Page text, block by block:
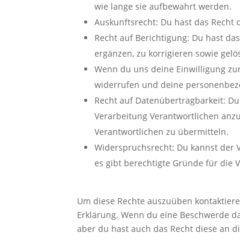
wie lange sie aufbewahrt werden.
Auskunftsrecht: Du hast das
Recht auf Berichtigung: Du hast
ergänzen, zu korrigieren sowie
Wenn du uns deine Einwilligung
widerrufen und deine
Recht auf Datenübertragbarkeit:
Verarbeitung Verantwortlichen
Verantwortlichen zu übermitteln.
Widerspruchsrecht: Du kannst der
es gibt berechtigte Gründe für die
Um diese Rechte auszuüben
Erklärung. Wenn du eine Beschwerde
aber du hast auch das Recht diese an